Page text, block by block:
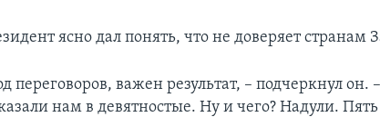
ясно дал понять, что не доверяет странам
переговоров, важен результат, – подчеркнул
нам в девятностые. Ну и чего? Надули.